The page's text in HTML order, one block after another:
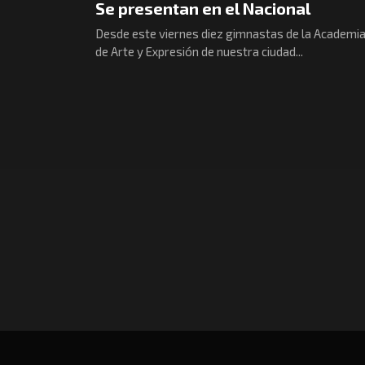
Se presentan en el Nacional
Desde este viernes diez gimnastas de la Academia
de Arte y Expresión de nuestra ciudad...